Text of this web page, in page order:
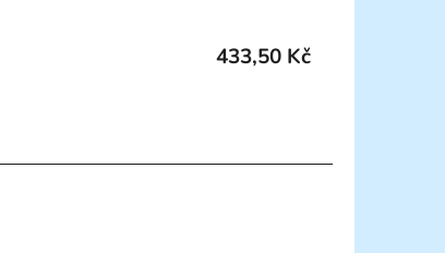
433,50 Kč